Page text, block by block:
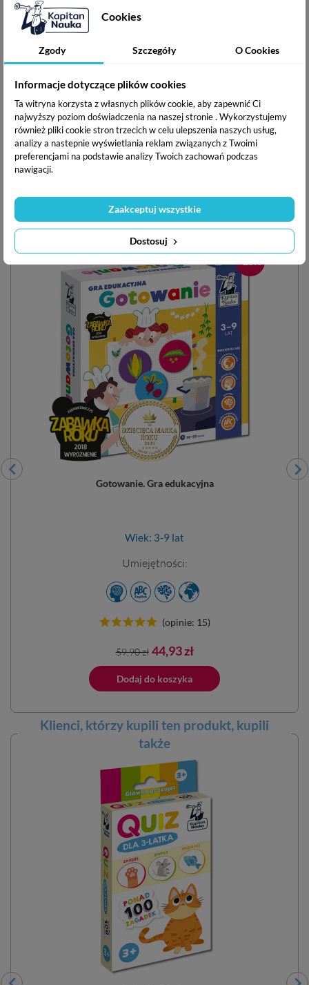
Zakodowany zamek. Gra na kodowanie
ISBN:590-36-99821-05-3
Data wydania: październik 2020
Ilustrator:Katarzyna Urbaniak
Producent:EDGARD PUBLISHING sp. z o.o., ul. Belgijska
11/6, 02-511 Warszawa. Tel. +48 22 853-11-38, e-mail:
sklep@edgard.com.pl
Inne w serii
TOP
Gotowanie. Gra edukacyjna
Wiek: 3-9 lat
Umiejętności:
(opinie: 15)
Cena
podstawowa
59,90 zł Cena
44,93 zł
Dodaj do koszyka
Klienci, którzy kupili ten produkt, kupili
także
Cookies
Zgody Szczegóły O Cookies
Informacje dotyczące plików cookies
Ta witryna korzysta z własnych plików cookie, aby zapewnić Ci
najwyższy poziom doświadczenia na naszej stronie . Wykorzystujemy
również pliki cookie stron trzecich w celu ulepszenia naszych usług,
analizy a nastepnie wyświetlania reklam związanych z Twoimi
preferencjami na podstawie analizy Twoich zachowań podczas
nawigacji.
Dostosuj
Zaakceptuj wszystkie